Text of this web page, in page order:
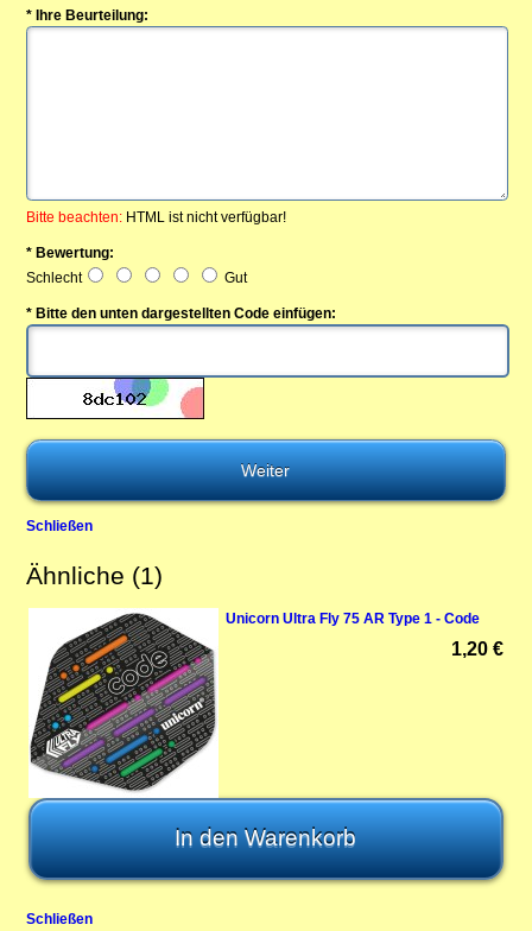
* Ihre Beurteilung:
Bitte beachten: HTML ist nicht verfügbar!
* Bewertung:
Schlecht
Gut
* Bitte den unten dargestellten Code einfügen:
Schließen
Ähnliche (1)
Unicorn Ultra Fly 75 AR Type 1 - Code
1,20 €
Schließen